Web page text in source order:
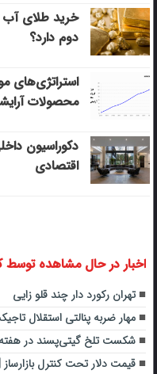
خرید طلای
دوم دارد؟
استراتژی‌های
محصولات
دکوراسیون
اقتصادی
اخبار در حال مشاهده توسط
تهران رکورد دار چند قلو زایی
مهار ضربه پنالتی استقلال
شکست تلخ گیتی‌پسند در هفته
قیمت دلار تحت کنترل